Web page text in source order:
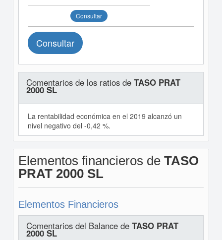
Consultar
Consultar
Comentarios de los ratios de TASO PRAT
2000 SL
La rentabilidad económica en el 2019 alcanzó un
nivel negativo del -0,42 %.
Elementos financieros de TASO
PRAT 2000 SL
Elementos Financieros
Comentarios del Balance de TASO PRAT
2000 SL